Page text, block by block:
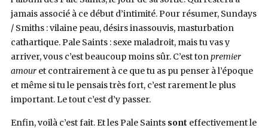
jamais associé à ce début d’intimité. Pour résumer, Sundays
/ Smiths : vilaine peau, désirs inassouvis, masturbation
cathartique. Pale Saints : sexe maladroit, mais tu vas y
arriver, vous c’est beaucoup moins sûr. C’est tonpremier
amouret contrairement à ce que tu as pu penser à l’époque
et même si tu le pensais très fort, c’est rarement le plus
important. Le tout c’est d’y passer.
Enfin, voilà c’est fait. Et les Pale Saints sont effectivement le